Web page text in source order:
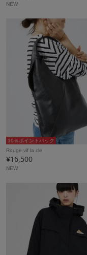
NEW
10％ポイントバック
Rouge vif la cle
¥16,500
NEW